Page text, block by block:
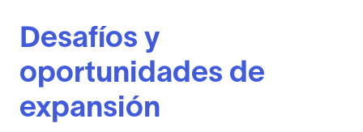
Desafíos y
oportunidades de
expansión